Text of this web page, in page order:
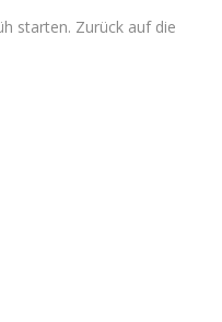
starten. Zurück auf die